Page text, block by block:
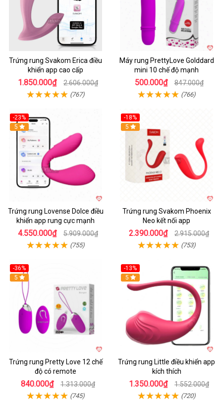
Trứng rung Svakom Erica điều
khiển app cao cấp
1.850.000₫ 2.606.000₫
(767)
Máy rung PrettyLove Golddard
mini 10 chế độ mạnh
500.000₫ 847.000₫
(766)
-23%
Hot
5
Trứng rung Lovense Dolce điều
khiển app rung cực mạnh
4.550.000₫ 5.909.000₫
(755)
-18%
Hot
5
Trứng rung Svakom Phoenix
Neo kết nối app
2.390.000₫ 2.915.000₫
(753)
-36%
5
Trứng rung Pretty Love 12 chế
độ có remote
840.000₫ 1.313.000₫
(745)
-13%
Hot
5
Trứng rung Little điều khiển app
kích thích
1.350.000₫ 1.552.000₫
(720)